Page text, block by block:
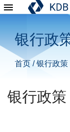
银行政
首页 /银行政策
银行政策